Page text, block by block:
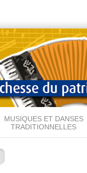
MUSIQUES ET DANSES
TRADITIONNELLES